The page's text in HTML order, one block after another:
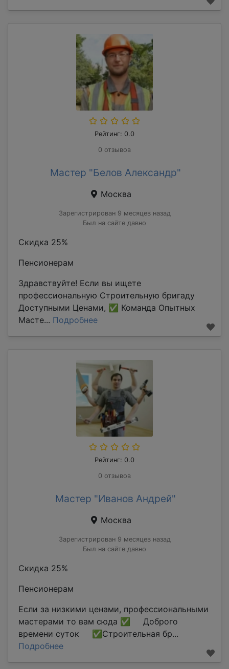
Рейтинг: 0.0
0 отзывов
Мастер "Белов Александр"
Москва
Зарегистрирован 9 месяцев назад
Был на сайте давно
Скидка 25%
Пенсионерам
Здравствуйте! Если вы ищете
профессиональную Строительную бригаду
Доступными Ценами, ✅ Команда Опытных
Масте... Подробнее
Рейтинг: 0.0
0 отзывов
Мастер "Иванов Андрей"
Москва
Зарегистрирован 9 месяцев назад
Был на сайте давно
Скидка 25%
Пенсионерам
Если за низкими ценами, профессиональными
мастерами то вам сюда ✅ Доброго
времени суток ✅Строительная бр...
Подробнее